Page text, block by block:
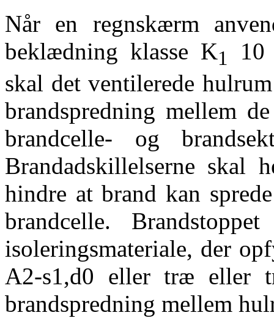
Når en regnskærm
beklædning klasse K1
10
skal det ventilerede
brandspredning mellem
brandcelle- og
Brandadskillelserne skal
hindre at brand kan
brandcelle.
isoleringsmateriale, der
A2-s1,d0 eller træ eller
brandspredning mellem